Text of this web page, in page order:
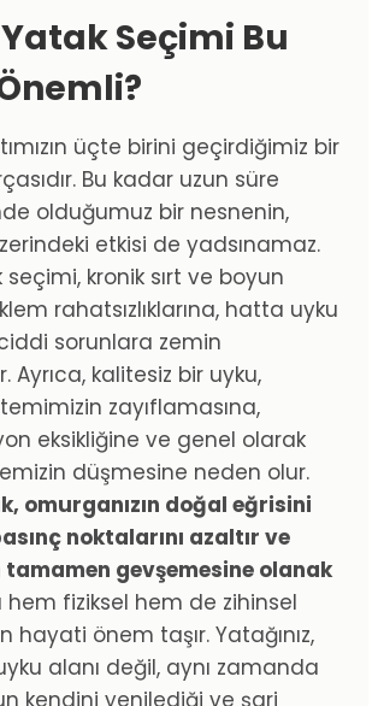
Seçimi Bu
üçte birini geçirdiğimiz bir
Bu kadar uzun süre
olduğumuz bir nesnenin,
etkisi de yadsınamaz.
seçimi, kronik sırt ve boyun
rahatsızlıklarına, hatta uyku
sorunlara zemin
Ayrıca, kalitesiz bir uyku,
zayıflamasına,
eksikliğine ve genel olarak
düşmesine neden olur.
omurganızın doğal eğrisini
noktalarını azaltır ve
tamamen gevşemesine olanak
hem fiziksel hem de zihinsel
hayati önem taşır. Yatağınız,
alanı değil, aynı zamanda
kendini yenilediği ve şarj